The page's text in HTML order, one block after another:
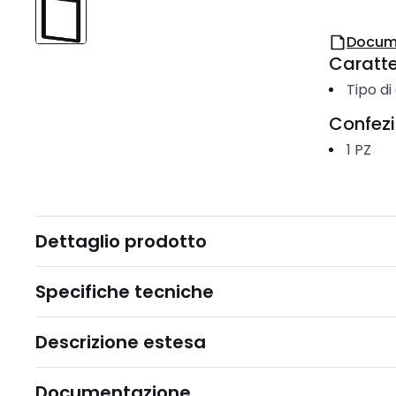
Tipo
1 PZ
Dettaglio prodotto
Specifiche tecniche
Descrizione estesa